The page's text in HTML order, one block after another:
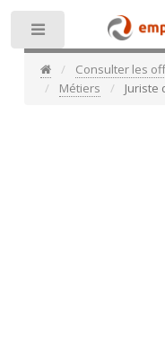
Consulter les
Métiers
Juriste
Toggle